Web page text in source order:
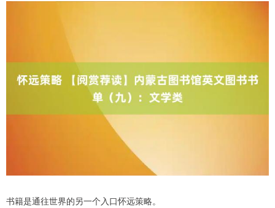
书籍是通往世界的另一个入口怀远策略。